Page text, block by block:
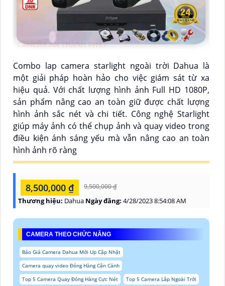
Combo lap camera starlight ngoài trời Dahua là
một giải pháp hoàn hảo cho việc giám sát từ xa
hiệu quả. Với chất lượng hình ảnh Full HD 1080P,
sản phẩm nâng cao an toàn giữ được chất lượng
hình ảnh sắc nét và chi tiết. Công nghệ Starlight
giúp máy ảnh có thể chụp ảnh và quay video trong
điều kiện ánh sáng yếu mà vẫn nâng cao an toàn
hình ảnh rõ ràng
8,500,000 ₫ 9,500,000 ₫
Thương hiệu: Dahua Ngày đăng: 4/28/2023 8:54:08 AM
CAMERA THEO CHỨC NĂNG
Báo Giá Camera Dahua Mới Up Cập Nhật
Camera quay video Đóng Hàng Cận Cảnh
Top 5 Camera Quay Đóng Hàng Cực Nét
Top 5 Camera Lắp Ngoài Trời